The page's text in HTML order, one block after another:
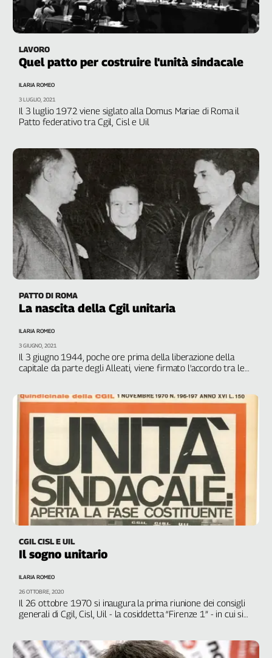
Inca
Caaf
Speciali
G8
sangue
Collettiva
Academy
Collettiva
Play
Rubriche
Talk
settimana
Girasoli
Linea
Economica
Inserti
Diffusa
tv
Work
Progress
nel
LAVORO
Quel patto per costruire l'unità sindacale
Il 3 luglio 1972 viene siglato alla Domus Mariae di Roma il
Patto federativo tra Cgil, Cisl e Uil
ILARIA ROMEO
3 LUGLIO, 2021
PATTO DI ROMA
La nascita della Cgil unitaria
Il 3 giugno 1944, poche ore prima della liberazione della
capitale da parte degli Alleati, viene firmato l'accordo tra le
ILARIA ROMEO
3 GIUGNO, 2021
CGIL CISL E UIL
Il sogno unitario
Il 26 ottobre 1970 si inaugura la prima riunione dei consigli
generali di Cgil, Cisl, Uil - la cosiddetta “Firenze 1” - in cui si
ILARIA ROMEO
26 OTTOBRE, 2020